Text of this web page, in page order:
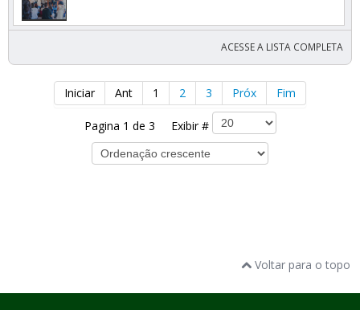
ACESSE A LISTA COMPLETA
Iniciar Ant 1 2 3 Próx Fim
Pagina 1 de 3 Exibir #
Voltar para o topo